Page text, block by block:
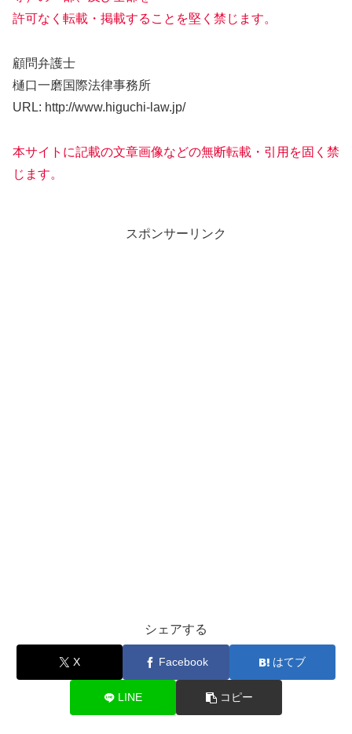
許可なく転載・掲載することを堅く禁じます。
顧問弁護士
樋口一磨国際法律事務所
URL: http://www.higuchi-law.jp/
本サイトに記載の文章画像などの無断転載・引用を固く禁
じます。
スポンサーリンク
シェアする
X Facebook はてブ
LINE コピー